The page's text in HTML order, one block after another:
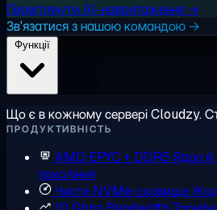
Переглянути AI-навантаження →
Зв'язатися з нашою командою →
Що є в кожному сервері Cloudzy.
ПРОДУКТИВНІСТЬ
AMD EPYC + DDR5 Ядра й
покоління
Чисте NVMe-сховище